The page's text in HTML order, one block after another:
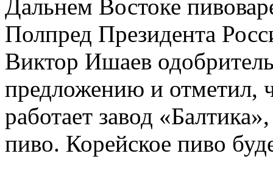
Дальнем Востоке
Полпред Президента
Виктор Ишаев
предложению и отметил,
работает завод
пиво. Корейское пиво